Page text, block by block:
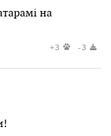
на
+3 -3